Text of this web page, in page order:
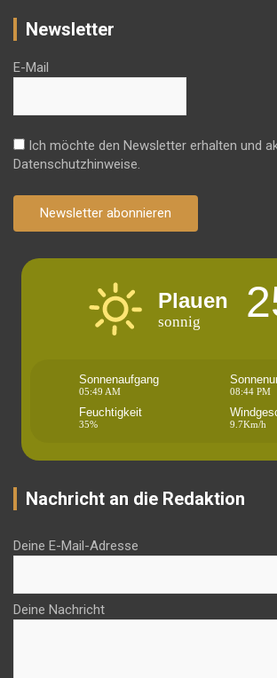
Newsletter
E-Mail
Ich möchte den Newsletter erhalten und
Datenschutzhinweise.
Newsletter abonnieren
Plauen
sonnig
Sonnenaufgang
05:49 AM 08:44 PM
Feuchtigkeit
35% 9.7Km/h
Nachricht an die Redaktion
Deine E-Mail-Adresse
Deine Nachricht